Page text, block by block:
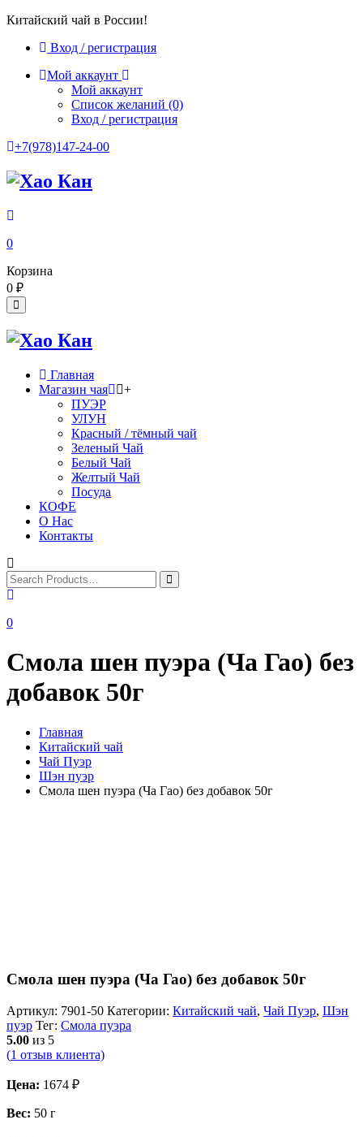
Китайский чай в России!
Вход / регистрация
Мой аккаунт
Мой аккаунт
Список желаний (0)
Вход / регистрация
+7(978)147-24-00
0
Корзина
0 ₽
Главная
Магазин чая
+
ПУЭР
УЛУН
Красный / тёмный чай
Зеленый Чай
Белый Чай
Желтый Чай
Посуда
КОФЕ
О Нас
Контакты
0
Смола шен пуэра (Ча Гао) без
добавок 50г
Главная
Китайский чай
Чай Пуэр
Шэн пуэр
Смола шен пуэра (Ча Гао) без добавок 50г
Смола шен пуэра (Ча Гао) без добавок 50г
Артикул: 7901-50 Категории: Китайский чай, Чай Пуэр, Шэн
пуэр Тег: Смола пуэра
5.00 из 5
(1 отзыв клиента)
Цена: 1674 ₽
Вес: 50 г